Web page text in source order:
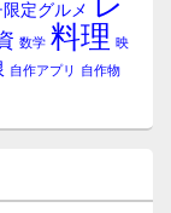
定グルメ
数学 料理 映
自作アプリ 自作物